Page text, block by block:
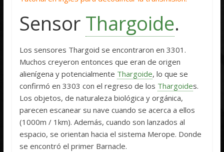
Sensor Thargoide.
Los sensores Thargoid se encontraron en 3301.
Muchos creyeron entonces que eran de origen
alienígena y potencialmente Thargoide, lo que se
confirmó en 3303 con el regreso de los Thargoides.
Los objetos, de naturaleza biológica y orgánica,
parecen escanear su nave cuando se acerca a ellos
(1000m / 1km). Además, cuando son lanzados al
espacio, se orientan hacia el sistema Merope. Donde
se encontró el primer Barnacle.